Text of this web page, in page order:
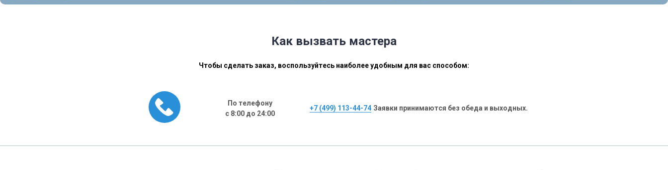
Как вызвать мастера
Чтобы сделать заказ, воспользуйтесь наиболее удобным для вас способом:
По телефону
с 8:00 до 24:00
+7 (499) 113-44-74 Заявки принимаются без обеда и выходных.